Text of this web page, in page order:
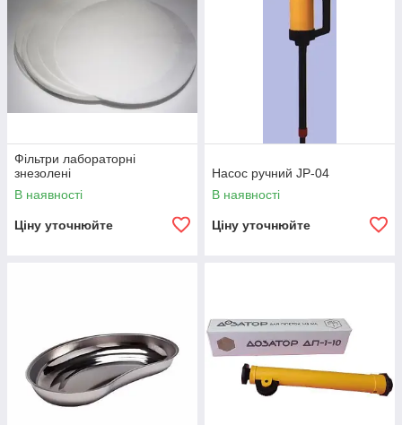
Фільтри лабораторні
знезолені
В наявності
Ціну уточнюйте
Насос ручний JP-04
В наявності
Ціну уточнюйте